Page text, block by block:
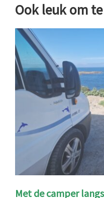
Ook leuk om
Met de camper